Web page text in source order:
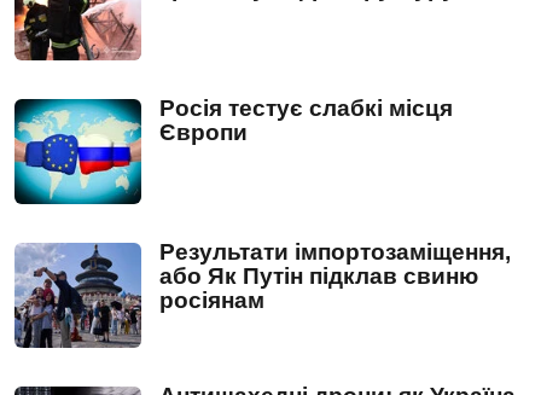
Росія тестує слабкі місця
Європи
Результати імпортозаміщення,
або Як Путін підклав свиню
росіянам